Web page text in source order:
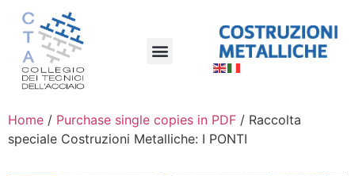
Home / Purchase single copies in PDF / Raccolta
speciale Costruzioni Metalliche: I PONTI